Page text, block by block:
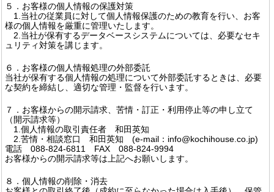
５．お客様の個人情報の保護対策
1.当社の従業員に対して個人情報保護のための教育を行い、お客
様の個人情報を厳重に管理いたします。
2.当社が保有するデータベースシステムについては、必要なセキ
ュリティ対策を講じます。
６．お客様の個人情報処理の外部委託
当社が保有する個人情報の処理について外部委託するときは、必要
な契約を締結し、適切な管理・監督を行います。
７．お客様からの開示請求、苦情・訂正・利用停止等の申し立て
（開示請求等）
1.個人情報の取引責任者 和田英知
2.苦情・相談窓口 和田英知 (e-mail：info@kochihouse.co.jp)
電話 088-824-6811 FAX 088-824-9994
お客様からの開示請求等は上記へお願いします。
８．個人情報の削除・消去